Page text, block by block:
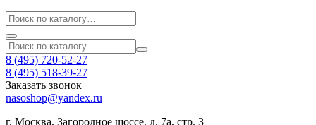
8 (495) 720-52-27
8 (495) 518-39-27
Заказать звонок
nasoshop@yandex.ru
г. Москва, Загородное шоссе, д. 7а, стр. 3